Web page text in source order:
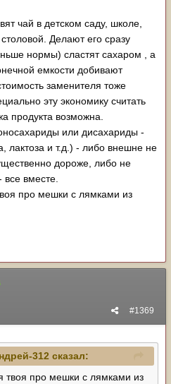
чай в детском саду, школе,
Делают его сразу
нормы) сластят сахаром , а
емкости добивают
заменителя тоже
эту экономику считать
продукта возможна.
или дисахариды -
лактоза и т.д.) - либо внешне не
дороже, либо не
вместе.
про мешки с лямками из
#1369
312 сказал:
твоя про мешки с лямками из